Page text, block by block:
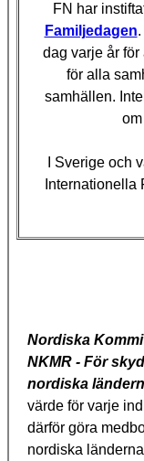
FN har
Familjedagen
dag varje år
för alla
samhällen.
I Sverige och
Nordiska
NKMR - För
nordiska
värde för varje
därför göra
nordiska